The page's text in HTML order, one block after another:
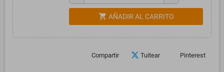
shopping_cart AÑADIR AL CARRITO
Compartir Tuitear Pinterest